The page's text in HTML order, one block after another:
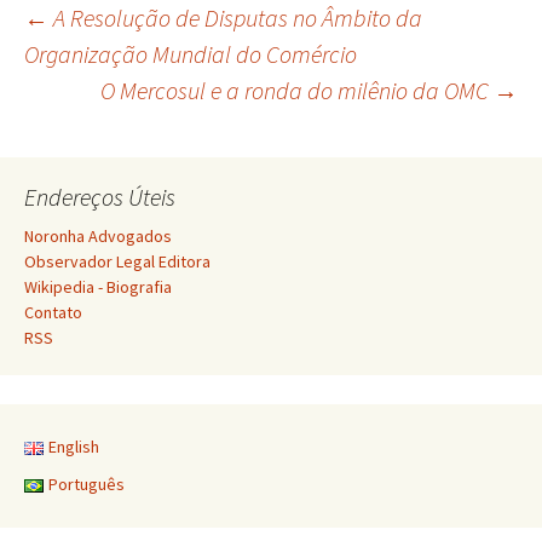
Navegação
posts
← A Resolução de Disputas no Âmbito da
Organização Mundial do Comércio
O Mercosul e a ronda do milênio da OMC →
Endereços Úteis
Noronha Advogados
Observador Legal Editora
Wikipedia - Biografia
Contato
RSS
English
Português